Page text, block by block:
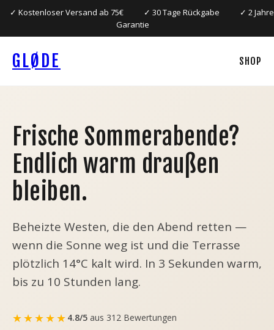
✓ Kostenloser Versand ab 75€ ✓ 30 Tage Rückgabe
✓ 2 Jahre
Garantie
GLØDE SHOP
Frische Sommerabende?
Endlich warm draußen
bleiben.
Beheizte Westen, die den Abend retten —
wenn die Sonne weg ist und die Terrasse
plötzlich 14°C kalt wird. In 3 Sekunden warm,
bis zu 10 Stunden lang.
★★★★★ 4.8/5 aus 312 Bewertungen